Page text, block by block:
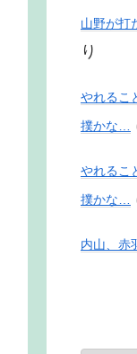
山野が打
り
やれるこ
撲かな…
やれるこ
撲かな…
内山、赤